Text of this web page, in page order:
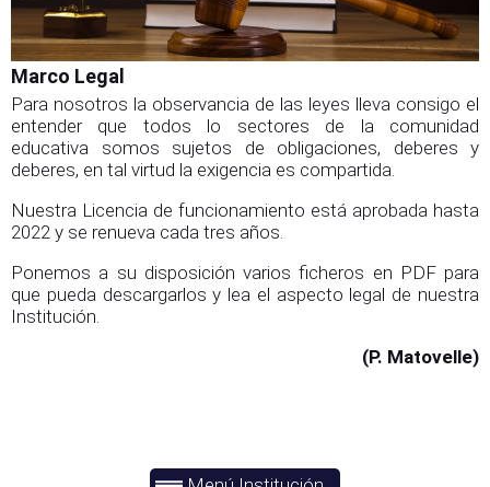
Marco Legal
Para nosotros la observancia de las leyes lleva consigo el
entender que todos lo sectores de la comunidad
educativa somos sujetos de obligaciones, deberes y
deberes, en tal virtud la exigencia es compartida.
Nuestra Licencia de funcionamiento está aprobada hasta
2022 y se renueva cada tres años.
Ponemos a su disposición varios ficheros en PDF para
que pueda descargarlos y lea el aspecto legal de nuestra
Institución.
(P. Matovelle)